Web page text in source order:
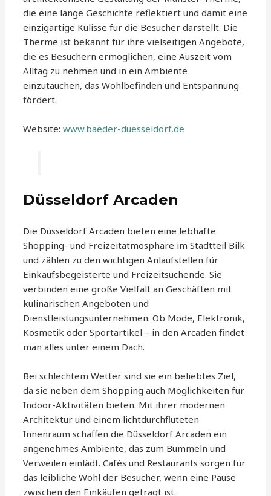
die eine lange Geschichte reflektiert und damit eine
einzigartige Kulisse für die Besucher darstellt. Die
Therme ist bekannt für ihre vielseitigen Angebote,
die es Besuchern ermöglichen, eine Auszeit vom
Alltag zu nehmen und in ein Ambiente
einzutauchen, das Wohlbefinden und Entspannung
fördert.
Website:www.baeder-duesseldorf.de
Düsseldorf Arcaden
Die Düsseldorf Arcaden bieten eine lebhafte
Shopping- und Freizeitatmosphäre im Stadtteil Bilk
und zählen zu den wichtigen Anlaufstellen für
Einkaufsbegeisterte und Freizeitsuchende. Sie
verbinden eine große Vielfalt an Geschäften mit
kulinarischen Angeboten und
Dienstleistungsunternehmen. Ob Mode, Elektronik,
Kosmetik oder Sportartikel – in den Arcaden findet
man alles unter einem Dach.
Bei schlechtem Wetter sind sie ein beliebtes Ziel,
da sie neben dem Shopping auch Möglichkeiten für
Indoor-Aktivitäten bieten. Mit ihrer modernen
Architektur und einem lichtdurchfluteten
Innenraum schaffen die Düsseldorf Arcaden ein
angenehmes Ambiente, das zum Bummeln und
Verweilen einlädt. Cafés und Restaurants sorgen für
das leibliche Wohl der Besucher, wenn eine Pause
zwischen den Einkäufen gefragt ist.